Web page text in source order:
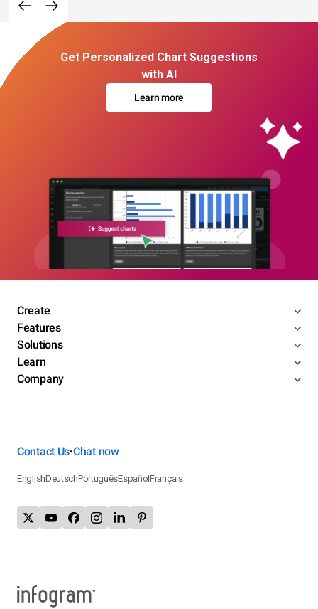
Get Personalized Chart Suggestions
with AI
Learn more
Create
Features
Solutions
Learn
Company
Contact Us•Chat now
EnglishDeutschPortuguêsEspañolFrançais